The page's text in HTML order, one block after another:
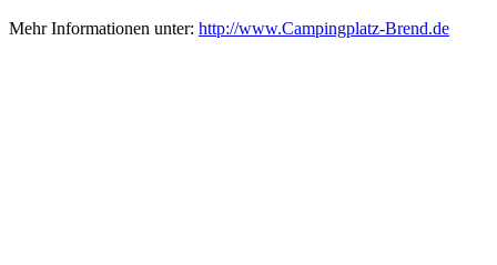
Mehr Informationen unter: http://www.Campingplatz-Brend.de